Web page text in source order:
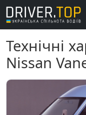
Технічні
Nissan